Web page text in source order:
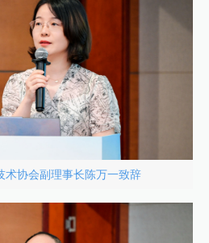
术协会副理事长陈万一致辞